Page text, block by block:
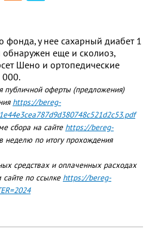
фонда, у нее сахарный диабет 1
обнаружен еще и сколиоз,
Шено и ортопедические
000.
оферты (предложения)
https://bereg-
сбора на сайте https://bereg-
неделю по итогу прохождения
средствах и оплаченных расходах
по ссылке https://bereg-